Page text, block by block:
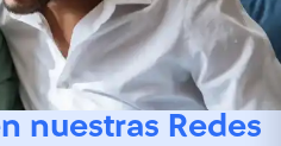
nuestras Redes